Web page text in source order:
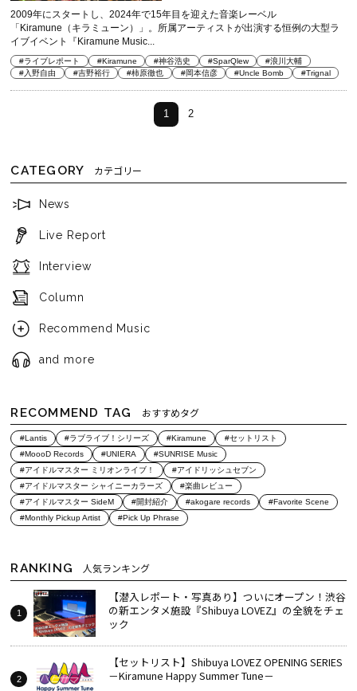
2009年にスタートし、2024年で15年目を迎えた音楽レーベル
「Kiramune（キラミューン）」。所属アーティストが出演する恒例の大型ラ
イブイベント『Kiramune Music...
#ライブレポート #Kiramune #神谷浩史 #SparQlew
#浪川大輔
#入野自由
#吉野裕行 #柿原徹也 #岡本信彦 #Uncle Bomb #Trignal
1 2
CATEGORY カテゴリー
News
Live Report
Interview
Column
Recommend Music
and more
RECOMMEND TAG おすすめタグ
#Lantis #ラブライブ！シリーズ #Kiramune
#セットリスト
#MoooD Records
#UNIERA
#SUNRISE Music
#アイドルマスター ミリオンライブ！
#アイドリッシュセブン
#アイドルマスター シャイニーカラーズ
#楽曲レビュー
#アイドルマスター SideM
#開封紹介 #akogare records
#Favorite Scene
#Monthly Pickup Artist
#Pick Up Phrase
RANKING 人気ランキング
【潜入レポート・写真あり】ついにオープン！渋谷
の新エンタメ施設『Shibuya LOVEZ』の全貌をチェ
ック
【セットリスト】Shibuya LOVEZ OPENING SERIES
－Kiramune Happy Summer Tune－